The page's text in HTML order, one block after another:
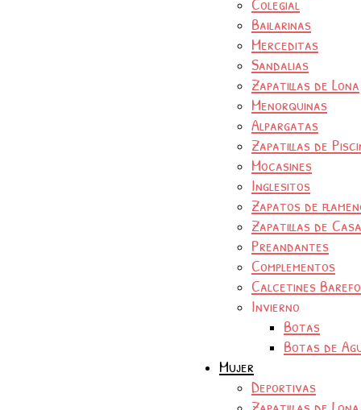
Bailarinas
Merceditas
Sandalias
Zapatillas de Lona
Menorquinas
Alpargatas
Zapatillas de
Mocasines
Inglesitos
Zapatos de
Zapatillas de Casa
Preandantes
Complementos
Calcetines
Invierno
Botas
Botas de
Mujer
Deportivas